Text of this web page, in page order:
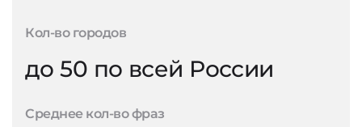
Кол-во городов
до 50 по всей России
Среднее кол-во фраз